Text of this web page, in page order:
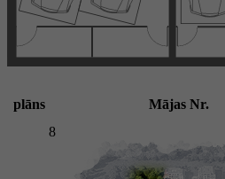
plāns Mājas Nr.
8